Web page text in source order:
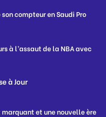
compteur en Saudi Pro
à l’assaut de la NBA avec
à Jour
et une nouvelle ère